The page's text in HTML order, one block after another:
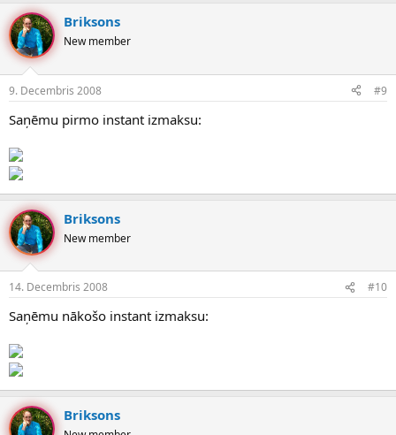
Briksons
New member
9. Decembris 2008 #9
Saņēmu pirmo instant izmaksu:
Briksons
New member
14. Decembris 2008 #10
Saņēmu nākošo instant izmaksu:
Briksons